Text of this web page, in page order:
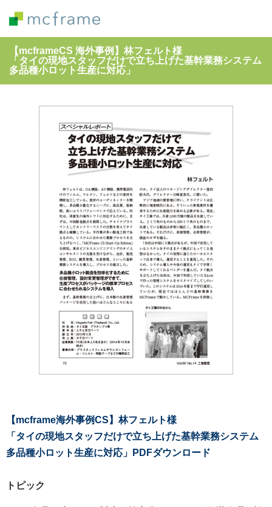
【mcframeCS 海外事例】林フェルト様
「タイの現地スタッフだけで立ち上げた基幹業務システム
多品種小ロット生産に対応」
【mcframe海外事例CS】林フェルト様
「タイの現地スタッフだけで立ち上げた基幹業務システム
多品種小ロット生産に対応」
PDFダウンロード
トピック